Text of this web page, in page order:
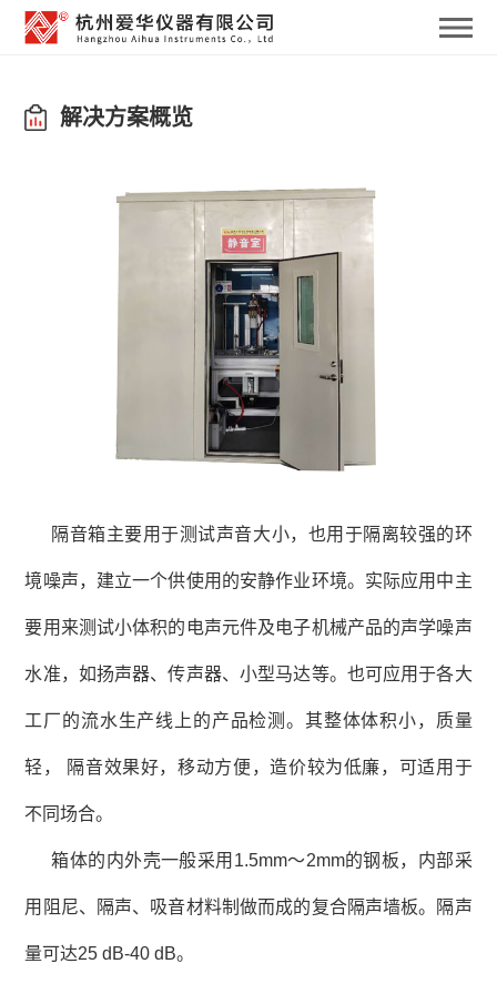
解决方案概览
隔音箱主要用于测试声音大小，也用于隔离较强的环
境噪声，建立一个供使用的安静作业环境。实际应用中主
要用来测试小体积的电声元件及电子机械产品的声学噪声
水准，如扬声器、传声器、小型马达等。也可应用于各大
工厂的流水生产线上的产品检测。其整体体积小，质量
轻， 隔音效果好，移动方便，造价较为低廉，可适用于
不同场合。
箱体的内外壳一般采用1.5mm～2mm的钢板，内部采
用阻尼、隔声、吸音材料制做而成的复合隔声墙板。隔声
量可达25 dB-40 dB。